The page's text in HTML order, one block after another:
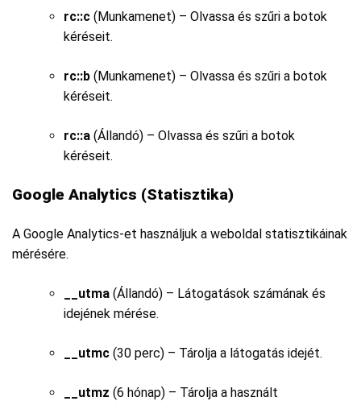
rc::c (Munkamenet) – Olvassa és szűri a botok
kéréseit.
rc::b (Munkamenet) – Olvassa és szűri a botok
kéréseit.
rc::a (Állandó) – Olvassa és szűri a botok
kéréseit.
Google Analytics (Statisztika)
A Google Analytics-et használjuk a weboldal statisztikáinak
mérésére.
__utma (Állandó) – Látogatások számának és
idejének mérése.
__utmc (30 perc) – Tárolja a látogatás idejét.
__utmz (6 hónap) – Tárolja a használt